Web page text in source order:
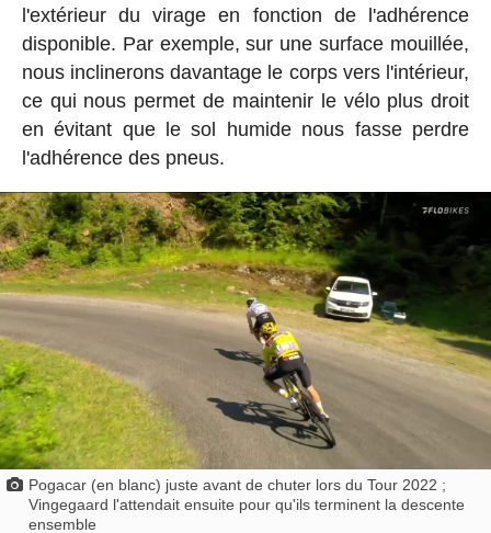
l'extérieur du virage en fonction de l'adhérence
disponible. Par exemple, sur une surface mouillée,
nous inclinerons davantage le corps vers l'intérieur,
ce qui nous permet de maintenir le vélo plus droit
en évitant que le sol humide nous fasse perdre
l'adhérence des pneus.
Pogacar (en blanc) juste avant de chuter lors du Tour 2022 ;
Vingegaard l'attendait ensuite pour qu'ils terminent la descente
ensemble